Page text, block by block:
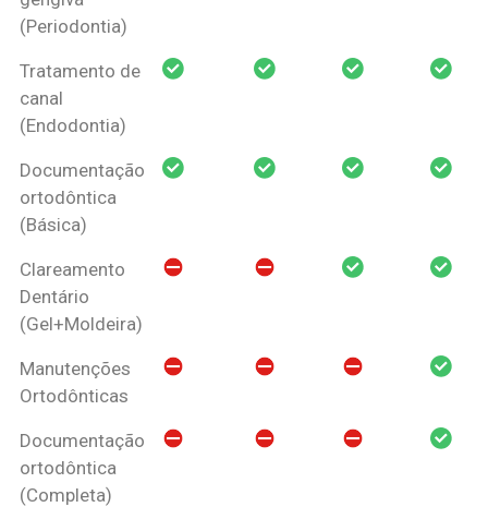
(Periodontia)
Tratamento de
canal
(Endodontia)
Documentação
ortodôntica
(Básica)
Clareamento
Dentário
(Gel+Moldeira)
Manutenções
Ortodônticas
Documentação
ortodôntica
(Completa)